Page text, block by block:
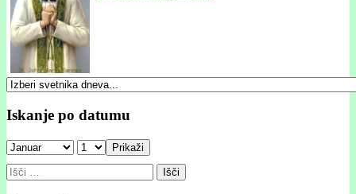
Iskanje po datumu
Prikaži
Išči: